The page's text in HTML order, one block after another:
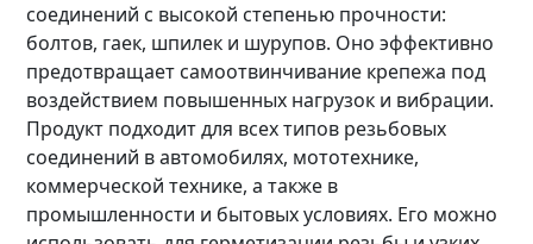
соединений с высокой степенью прочности:
болтов, гаек, шпилек и шурупов. Оно эффективно
предотвращает самоотвинчивание крепежа под
воздействием повышенных нагрузок и вибрации.
Продукт подходит для всех типов резьбовых
соединений в автомобилях, мототехнике,
коммерческой технике, а также в
промышленности и бытовых условиях. Его можно